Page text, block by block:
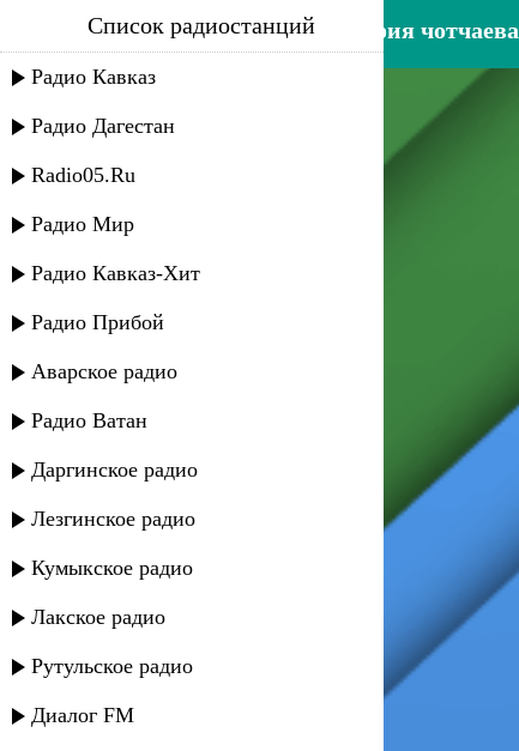
ислам мальсуйгенов, зульфия
Список радиостанций
Радио Кавказ
Радио Дагестан
Radio05.Ru
Радио Мир
Радио Кавказ-Хит
Радио Прибой
Аварское радио
Радио Ватан
Даргинское радио
Лезгинское радио
Кумыкское радио
Лакское радио
Рутульское радио
Диалог FM